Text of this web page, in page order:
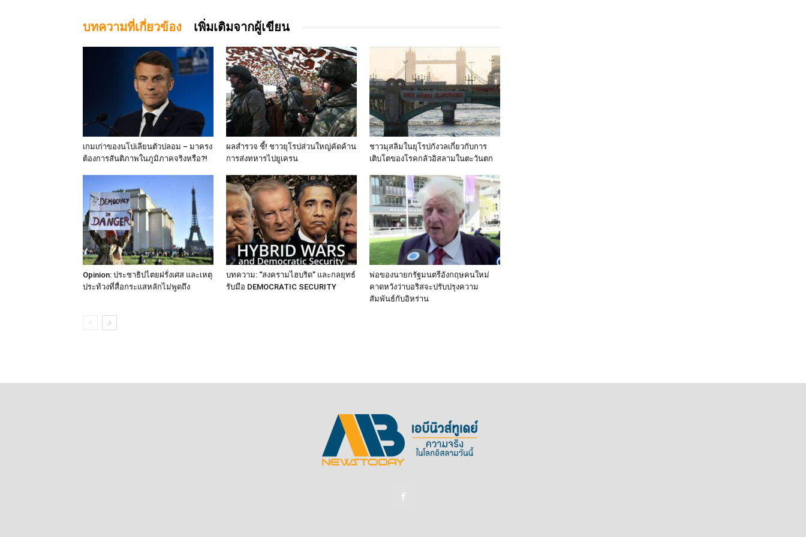
บทความที่เกี่ยวข้อง เพิ่มเติมจากผู้เขียน
เกมเก่าของนโปเลียนตัวปลอม – มาครง
ต้องการสันติภาพในภูมิภาคจริงหรือ?!
ผลสำรวจ ชี้! ชาวยุโรปส่วนใหญ่คัดค้าน
การส่งทหารไปยูเครน
ชาวมุสลิมในยุโรปกังวลเกี่ยวกับการ
เติบโตของโรคกลัวอิสลามในตะวันตก
Opinion: ประชาธิปไตยฝรั่งเศส และเหตุ
ประท้วงที่สื่อกระแสหลักไม่พูดถึง
บทความ: “สงครามไฮบริด” และกลยุทธ์
รับมือ DEMOCRATIC SECURITY
พ่อของนายกรัฐมนตรีอังกฤษคนใหม่
คาดหวังว่าบอริสจะปรับปรุงความ
สัมพันธ์กับอิหร่าน